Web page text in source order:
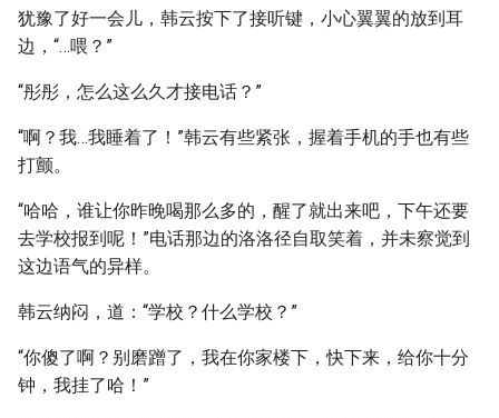
犹豫了好一会儿，韩云按下了接听键，小心翼翼的放到耳
边，“…喂？”
“彤彤，怎么这么久才接电话？”
“啊？我…我睡着了！”韩云有些紧张，握着手机的手也有些
打颤。
“哈哈，谁让你昨晚喝那么多的，醒了就出来吧，下午还要
去学校报到呢！”电话那边的洛洛径自取笑着，并未察觉到
这边语气的异样。
韩云纳闷，道：“学校？什么学校？”
“你傻了啊？别磨蹭了，我在你家楼下，快下来，给你十分
钟，我挂了哈！”